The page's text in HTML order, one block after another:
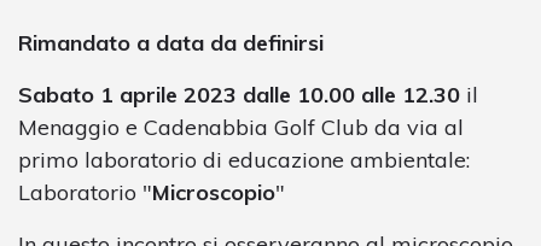
Rimandato a data da definirsi
Sabato 1 aprile 2023 dalle 10.00 alle 12.30 il
Menaggio e Cadenabbia Golf Club da via al
primo laboratorio di educazione ambientale:
Laboratorio "Microscopio"